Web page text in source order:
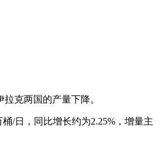
克两国的产量下降。
/日，同比增长约为2.25%，增量主